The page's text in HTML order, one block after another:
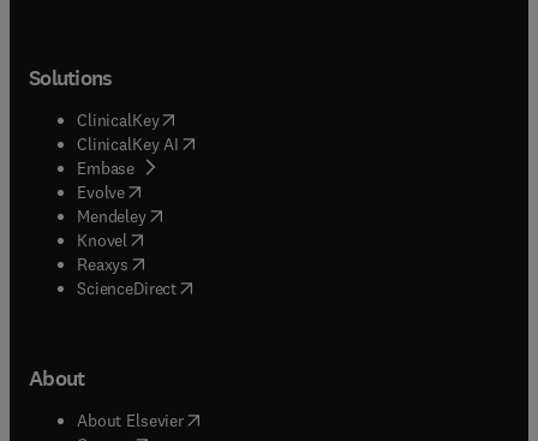
Solutions
ClinicalKey(opens in new tab/window
ClinicalKey AI opens in new tab/window
Embase( opens in new tab/window
Evolve(opens in new tab/window
Mendeley( opens in new tab/window
Knovel (opens in new tab/window
Reaxys (opens in new tab/window
ScienceDirect(opens in new tab/window
About
About Elsevier( opens in new tab/window